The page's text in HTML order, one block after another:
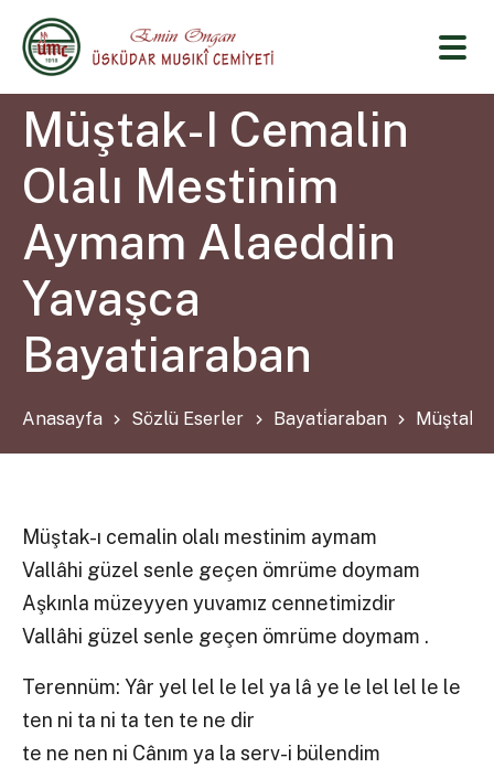
Müştak-I Cemalin
Olalı Mestinim
Aymam Alaeddin
Yavaşca
Bayatiaraban
Anasayfa Sözlü Eserler Bayati̇araban Müştak-
Müştak-ı cemalin olalı mestinim aymam
Vallâhi güzel senle geçen ömrüme doymam
Aşkınla müzeyyen yuvamız cennetimizdir
Vallâhi güzel senle geçen ömrüme doymam .
Terennüm: Yâr yel lel le lel ya lâ ye le lel lel le le
ten ni ta ni ta ten te ne dir
te ne nen ni Cânım ya la serv-i bülendim